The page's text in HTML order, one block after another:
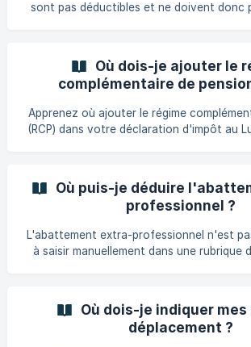
sont pas déductibles et ne doivent donc
Où dois-je ajouter le
complémentaire de
Apprenez où ajouter le régime
(RCP) dans votre déclaration d'impôt au
Où puis-je déduire
professionnel ?
L'abattement extra-professionnel n'est
à saisir manuellement dans une rubrique
directes (ACD), sans aucune démarche de
des conjoints travaille et que l'autre est
Où dois-je indiquer
déplacement ?